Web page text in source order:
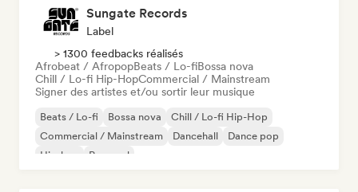
Sungate Records
Label
> 1300 feedbacks réalisés
Afrobeat / AfropopBeats / Lo-fiBossa nova
Chill / Lo-fi Hip-HopCommercial / Mainstream
Signer des artistes et/ou sortir leur musique
Beats / Lo-fi Bossa nova
Chill / Lo-fi Hip-Hop
Commercial / Mainstream
Dancehall
Dance pop
Hip-hop
Pop soul